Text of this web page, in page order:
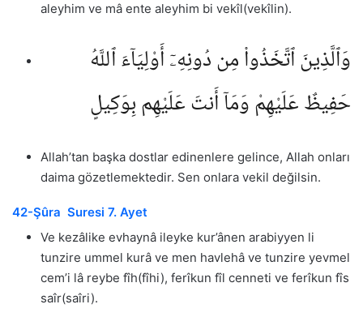
aleyhim ve mâ ente aleyhim bi vekîl(vekîlin).
وَٱلَّذِينَ ٱتَّخَذُوا۟ مِن دُونِهِۦٓ أَوْلِيَآءَ ٱللَّهُ
حَفِيظٌ عَلَيْهِمْ وَمَآ أَنتَ عَلَيْهِم بِوَكِيلٍ
Allah’tan başka dostlar edinenlere gelince, Allah onları
daima gözetlemektedir. Sen onlara vekil değilsin.
42-Şûra Suresi 7. Ayet
Ve kezâlike evhaynâ ileyke kur’ânen arabiyyen li
tunzire ummel kurâ ve men havlehâ ve tunzire yevmel
cem’i lâ reybe fîh(fîhi), ferîkun fîl cenneti ve ferîkun fîs
saîr(saîri).